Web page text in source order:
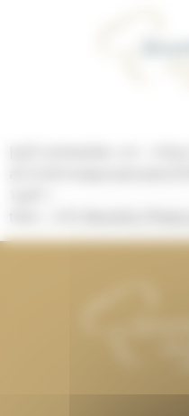
ah.fr/afmr/app/uploads/